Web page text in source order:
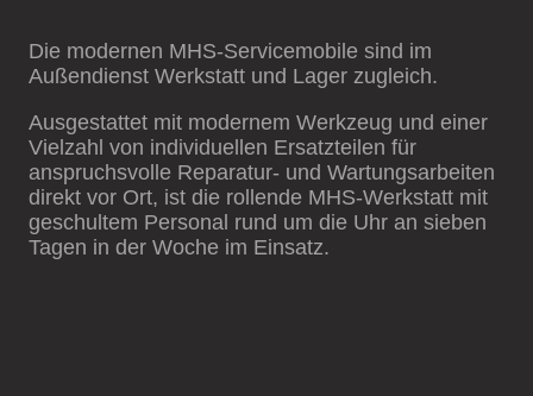
Die modernen MHS-Servicemobile sind im
Außendienst Werkstatt und Lager zugleich.
Ausgestattet mit modernem Werkzeug und einer
Vielzahl von individuellen Ersatzteilen für
anspruchsvolle Reparatur- und Wartungsarbeiten
direkt vor Ort, ist die rollende MHS-Werkstatt mit
geschultem Personal rund um die Uhr an sieben
Tagen in der Woche im Einsatz.